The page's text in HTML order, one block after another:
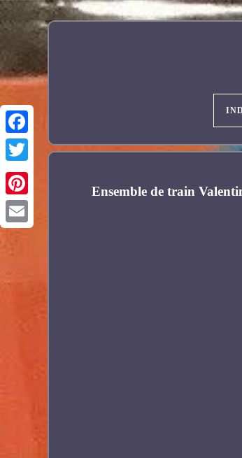
Facebook
Pinterest
Ensemble de train